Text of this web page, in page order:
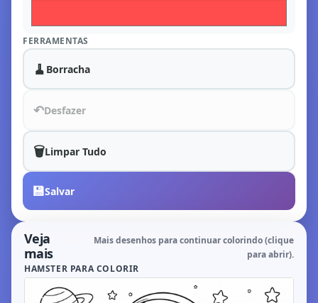
FERRAMENTAS
🧹 Borracha
↶Desfazer
🗑️Limpar Tudo
💾Salvar
Veja
mais
Mais desenhos para continuar colorindo (clique
para abrir).
HAMSTER PARA COLORIR